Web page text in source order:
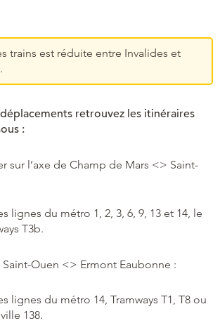
trains est réduite entre Invalides et
retrouvez les itinéraires
:
sur l’axe de Champ de Mars <> Saint-
lignes du métro 1, 2, 3, 6, 9, 13 et 14, le
T3b.
Saint-Ouen <> Ermont Eaubonne :
lignes du métro 14, Tramways T1, T8 ou
138.